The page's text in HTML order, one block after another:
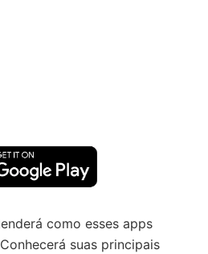
como esses apps
suas principais